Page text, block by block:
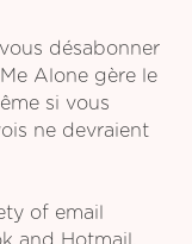
désabonner
Alone gère le
si vous
ne devraient
of email
and Hotmail,